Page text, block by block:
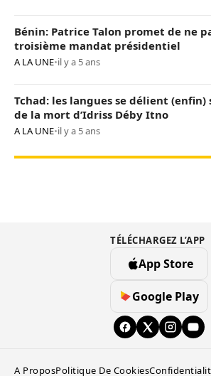
Bénin: Patrice Talon promet de ne
troisième mandat présidentiel
A LA UNE•il y a 5 ans
Tchad: les langues se délient (enfin)
de la mort d’Idriss Déby Itno
A LA UNE•il y a 5 ans
TÉLÉCHARGEZ L’APP
App Store
Google Play
A ProposPolitique De Cookies